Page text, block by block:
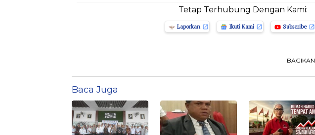
Tetap Terhubung Dengan Kami:
Laporkan Ikuti Kami Subscribe
BAGIKAN
Baca Juga